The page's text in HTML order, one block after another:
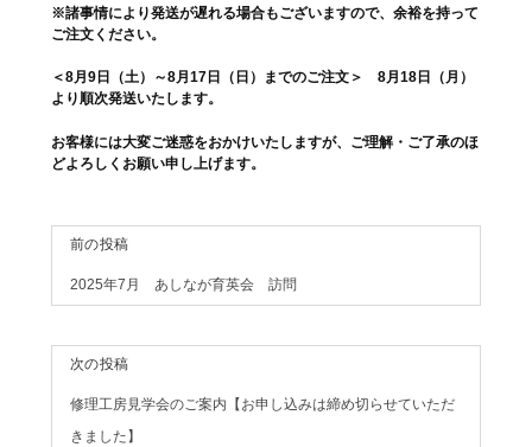
※諸事情により発送が遅れる場合もございますので、余裕を持って
ご注文ください。
＜8月9日（土）～8月17日（日）までのご注文＞ 8月18日（月）
より順次発送いたします。
お客様には大変ご迷惑をおかけいたしますが、ご理解・ご了承のほ
どよろしくお願い申し上げます。
投
稿
ナ
ビ
ゲ
ー
前の投稿
2025年7月 あしなが育英会 訪問
次の投稿
修理工房見学会のご案内【お申し込みは締め切らせていただ
きました】